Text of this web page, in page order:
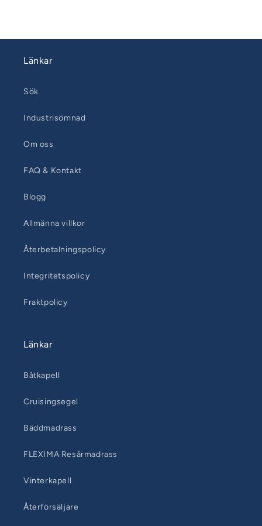
Länkar
Sök
Industrisömnad
Om oss
FAQ & Kontakt
Blogg
Allmänna villkor
Återbetalningspolicy
Integritetspolicy
Fraktpolicy
Länkar
Båtkapell
Cruisingsegel
Bäddmadrass
FLEXIMA Resårmadrass
Vinterkapell
Återförsäljare